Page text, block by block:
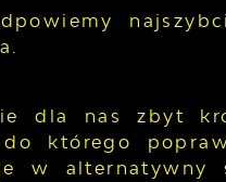
dla nas zbyt
którego
w